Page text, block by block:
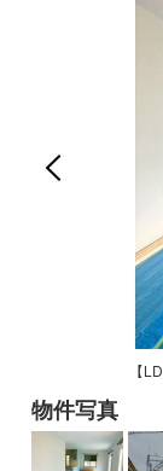
【
物件写真